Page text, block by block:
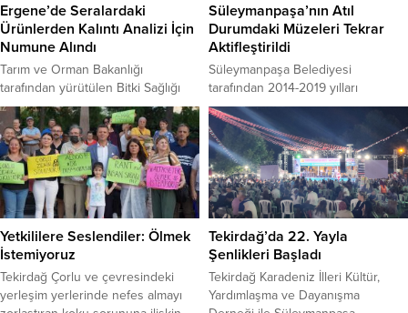
Ergene’de Seralardaki
Ürünlerden Kalıntı Analizi İçin
Numune Alındı
Tarım ve Orman Bakanlığı
tarafından yürütülen Bitki Sağlığı
Programı kapsamında yer alan
“Entegre ve Kontrollü Ürün
Yönetimi (EKÜY)” çalışmaları
çerçevesinde Tekirdağ’ın Ergene
ilçesinde faaliyet gösteren modern
seralarda inceleme gerçekleştirildi.
Program kapsamında sebze ve
çiçek üretimi yapan bir tarım
işletmesinden hıyar numunesi
alınarak kalıntı analizi için
laboratuvara gönderildi. Tarladan
sofraya...
Süleymanpaşa’nın Atıl
Durumdaki Müzeleri Tekrar
Aktifleştirildi
Süleymanpaşa Belediyesi
tarafından 2014-2019 yılları
arasında şehrin kültür envanterine
kazandırılan ancak daha sonra atıl
durumda kalan üç müze, yeniden
aktif şekilde hizmet vermeye
başlıyor. Tekirdağ tarihinin önemli
anlarını yansıtan Eski Tekirdağ
Fotoğrafları Müzesi, Vatan Şairi
Nazım Hikmet’in yol arkadaşı
İbrahim Balaban’ın eşsiz eserlerine
ev sahipliği yapan İbrahim Balaban
Resim Müzesi...
Yetkililere Seslendiler: Ölmek
İstemiyoruz
Tekirdağ Çorlu ve çevresindeki
yerleşim yerlerinde nefes almayı
Tekirdağ’da 22. Yayla
Şenlikleri Başladı
Tekirdağ Karadeniz İlleri Kültür,
Yardımlaşma ve Dayanışma